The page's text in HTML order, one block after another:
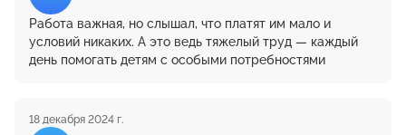
Работа важная, но слышал, что платят им мало и
условий никаких. А это ведь тяжелый труд — каждый
день помогать детям с особыми потребностями
18 декабря 2024 г.